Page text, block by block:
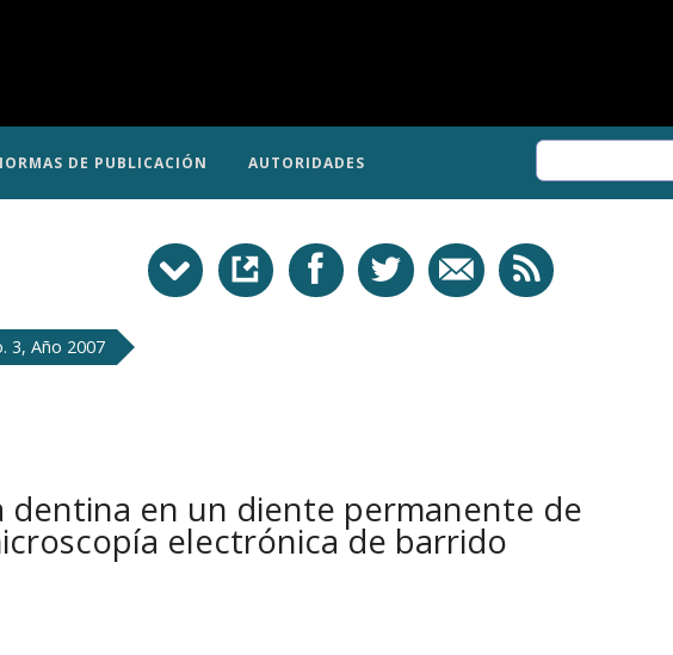
DE PUBLICACIÓN AUTORIDADES
3, Año 2007
dentina en un diente permanente de
electrónica de barrido